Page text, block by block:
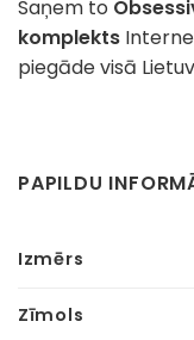
Saņem to
komplekts
piegāde visā
PAPILDU
Izmērs
Zīmols